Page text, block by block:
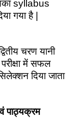
syllabus
गया है |
चरण यानी
में सफल
दिया जाता
पाठ्यक्रम